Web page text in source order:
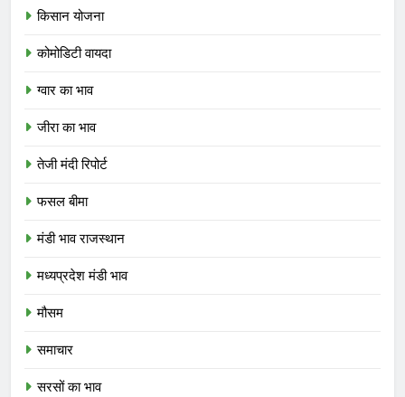
किसान योजना
कोमोडिटी वायदा
ग्वार का भाव
जीरा का भाव
तेजी मंदी रिपोर्ट
फसल बीमा
मंडी भाव राजस्थान
मध्यप्रदेश मंडी भाव
मौसम
समाचार
सरसों का भाव